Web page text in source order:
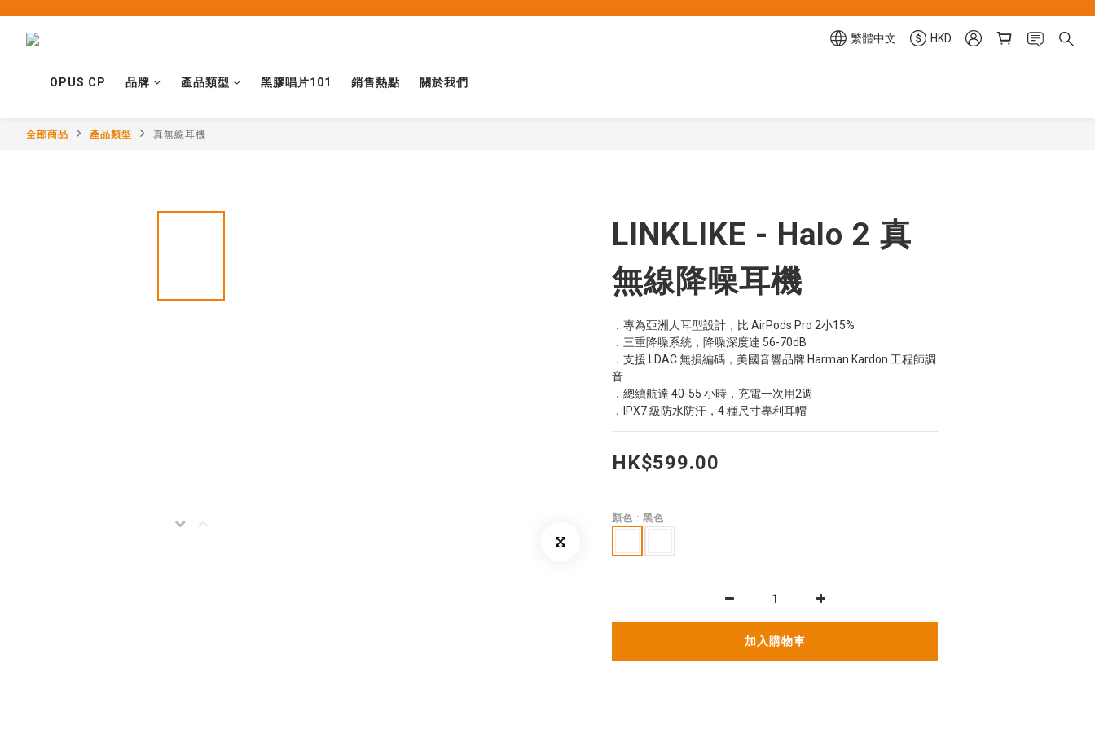
繁體中文 HKD
OPUS CP 品牌 產品類型 黑膠唱片101 銷售熱點 關於我們
全部商品 產品類型 真無線耳機
LINKLIKE - Halo 2 真
無線降噪耳機
．專為亞洲人耳型設計，比 AirPods Pro 2小15%
．三重降噪系統，降噪深度達 56-70dB
．支援 LDAC 無損編碼，美國音響品牌 Harman Kardon 工程師調
音
．總續航達 40-55 小時，充電一次用2週
．IPX7 級防水防汗，4 種尺寸專利耳帽
HK$599.00
顏色 : 黑色
加入購物車